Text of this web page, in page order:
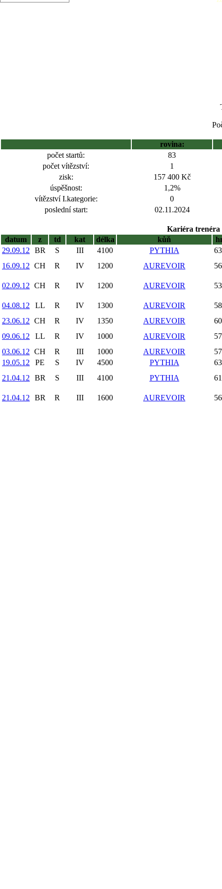
rovina:
počet startů:
83
počet vítězství:
1
zisk:
157 400 Kč
úspěšnost:
1,2%
vítězství I.kategorie:
0
poslední start:
02.11.2024
Kariéra trenéra
datum
z td kat délka kůň
29.09.12
BR S III 4100 PYTHIA
16.09.12 CH R IV 1200 AUREVOIR
02.09.12 CH R IV 1200 AUREVOIR
04.08.12 LL R IV 1300 AUREVOIR
23.06.12 CH R IV 1350 AUREVOIR
09.06.12
LL R IV 1000 AUREVOIR
03.06.12 CH R III 1000 AUREVOIR
19.05.12
PE S IV 4500 PYTHIA
21.04.12
BR S III 4100 PYTHIA
21.04.12 BR R III 1600 AUREVOIR